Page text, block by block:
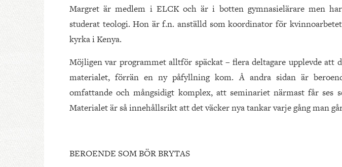
Margret är medlem i ELCK och är i botten gymnasielärare men
studerat teologi. Hon är f.n. anställd som koordinator för
kyrka i Kenya.
Möjligen var programmet alltför späckat – flera deltagare upplevde att
materialet, förrän en ny påfyllning kom. Å andra sidan är
omfattande och mångsidigt komplex, att seminariet närmast får ses
Materialet är så innehållsrikt att det väcker nya tankar varje gång man
BEROENDE SOM BÖR BRYTAS